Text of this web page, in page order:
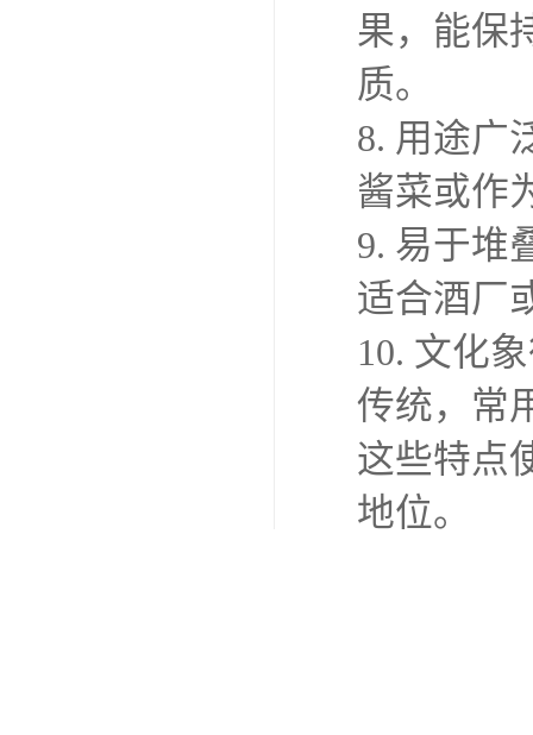
果，能保
质。
8. 用途广
酱菜或作
9. 易于堆
适合酒厂
10. 文化
传统，常
这些特点
地位。